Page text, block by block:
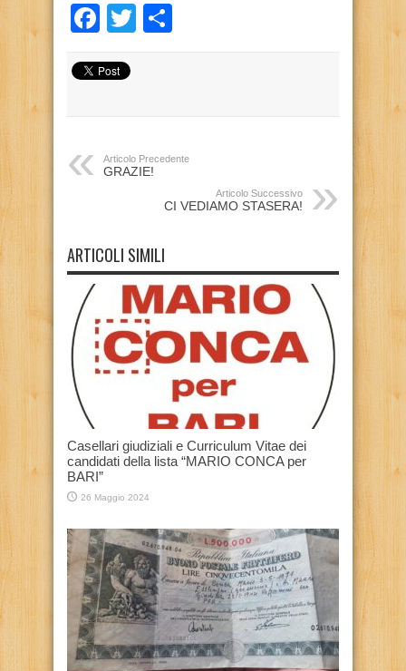
Facebook
Twitter
Articolo Precedente
GRAZIE!
Articolo Successivo
CI VEDIAMO STASERA!
ARTICOLI SIMILI
Casellari giudiziali e Curriculum Vitae dei
candidati della lista “MARIO CONCA per
BARI”
26 Maggio 2024